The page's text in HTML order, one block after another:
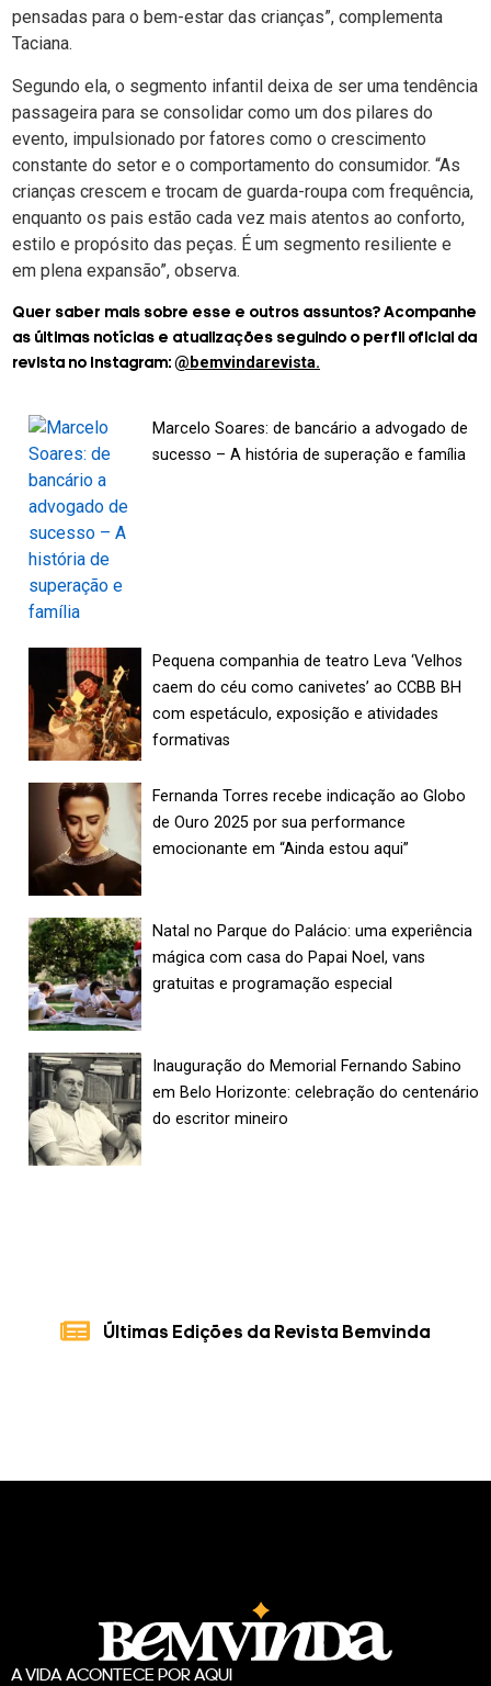
pensadas para o bem-estar das crianças”, complementa
Taciana.
Segundo ela, o segmento infantil deixa de ser uma tendência
passageira para se consolidar como um dos pilares do
evento, impulsionado por fatores como o crescimento
constante do setor e o comportamento do consumidor. “As
crianças crescem e trocam de guarda-roupa com frequência,
enquanto os pais estão cada vez mais atentos ao conforto,
estilo e propósito das peças. É um segmento resiliente e
em plena expansão”, observa.
Quer saber mais sobre esse e outros assuntos? Acompanhe
as últimas notícias e atualizações seguindo o perfil oficial da
revista no Instagram: @bemvindarevista.
Marcelo Soares: de bancário a advogado de
sucesso – A história de superação e família
Pequena companhia de teatro Leva ‘Velhos
caem do céu como canivetes’ ao CCBB BH
com espetáculo, exposição e atividades
formativas
Fernanda Torres recebe indicação ao Globo
de Ouro 2025 por sua performance
emocionante em “Ainda estou aqui”
Natal no Parque do Palácio: uma experiência
mágica com casa do Papai Noel, vans
gratuitas e programação especial
Inauguração do Memorial Fernando Sabino
em Belo Horizonte: celebração do centenário
do escritor mineiro
Últimas Edições da Revista Bemvinda
A VIDA ACONTECE POR AQUI